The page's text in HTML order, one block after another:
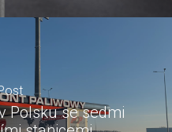
Polsku se sedmi